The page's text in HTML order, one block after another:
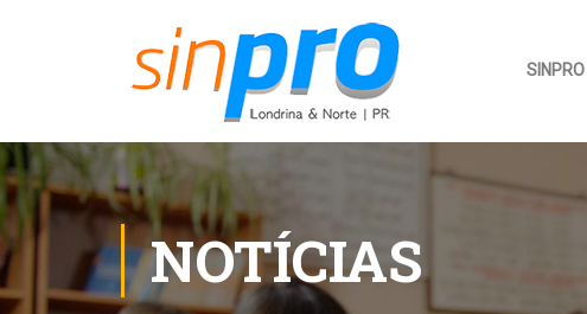
SINPRO
NOTÍCIAS